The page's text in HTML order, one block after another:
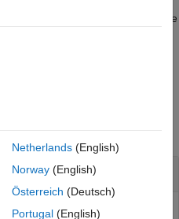
returns the
of Target
statemyApplication
Netherlands(English)
Norway(English)
Österreich (Deutsch)
Portugal(English)